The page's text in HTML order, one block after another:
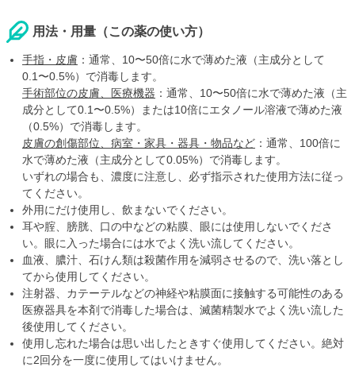
用法・用量（この薬の使い方）
手指・皮膚 ：通常、10〜50倍に水で薄めた液（主成分として
0.1〜0.5%）で消毒します。
手術部位の皮膚、医療機器 ：通常、10〜50倍に水で薄めた液（主
成分として0.1〜0.5%）または10倍にエタノール溶液で薄めた液
（0.5%）で消毒します。
皮膚の創傷部位、病室・家具・器具・物品など ：通常、100倍に
水で薄めた液（主成分として0.05%）で消毒します。
いずれの場合も、濃度に注意し、必ず指示された使用方法に従っ
てください。
外用にだけ使用し、飲まないでください。
耳や腟、膀胱、口の中などの粘膜、眼には使用しないでくださ
い。眼に入った場合には水でよく洗い流してください。
血液、膿汁、石けん類は殺菌作用を減弱させるので、洗い落とし
てから使用してください。
注射器、カテーテルなどの神経や粘膜面に接触する可能性のある
医療器具を本剤で消毒した場合は、滅菌精製水でよく洗い流した
後使用してください。
使用し忘れた場合は思い出したときすぐ使用してください。絶対
に2回分を一度に使用してはいけません。